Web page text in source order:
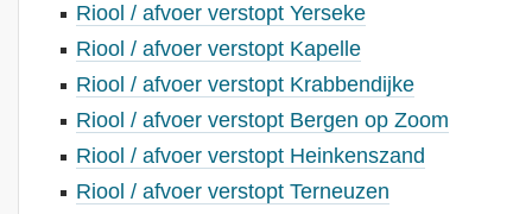
Riool / afvoer verstopt Yerseke
Riool / afvoer verstopt Kapelle
Riool / afvoer verstopt Krabbendijke
Riool / afvoer verstopt Bergen op Zoom
Riool / afvoer verstopt Heinkenszand
Riool / afvoer verstopt Terneuzen